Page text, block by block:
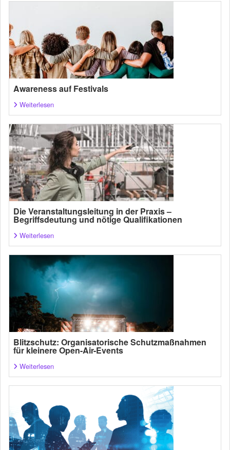
Awareness auf Festivals
Weiterlesen
Die Veranstaltungsleitung in der Praxis –
Begriffsdeutung und nötige Qualifikationen
Weiterlesen
Blitzschutz: Organisatorische Schutzmaßnahmen
für kleinere Open-Air-Events
Weiterlesen